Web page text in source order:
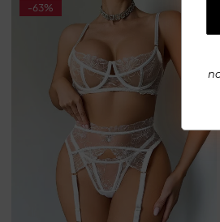
-63%